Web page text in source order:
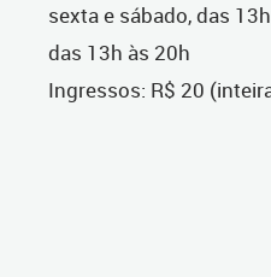
sexta e sábado, das
das 13h às 20h
Ingressos: R$ 20